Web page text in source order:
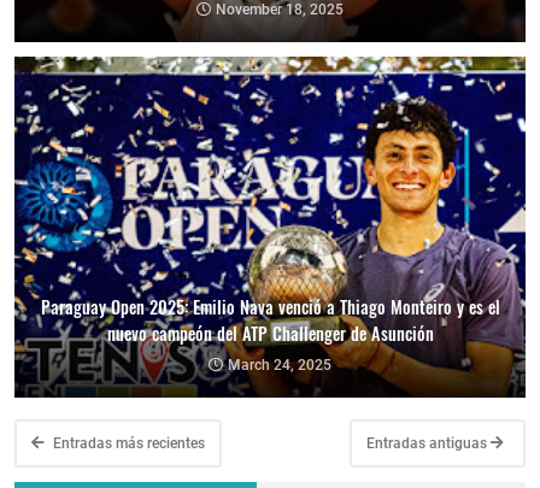
November 18, 2025
Paraguay Open 2025: Emilio Nava venció a Thiago Monteiro y es el
nuevo campeón del ATP Challenger de Asunción
March 24, 2025
Entradas más recientes Entradas antiguas